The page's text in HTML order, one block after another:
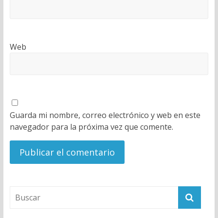
Web
Guarda mi nombre, correo electrónico y web en este
navegador para la próxima vez que comente.